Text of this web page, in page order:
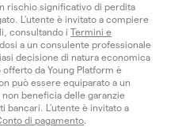
rischio significativo di perdita
L’utente è invitato a compiere
consultando i Termini e
a un consulente professionale
decisione di natura economica
da Young Platform è
può essere equiparato a un
beneficia delle garanzie
L’utente è invitato a
di pagamento.